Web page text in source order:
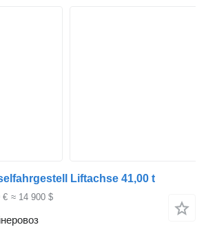
Liftachse 41,00 t
€ ≈ 14 900 $